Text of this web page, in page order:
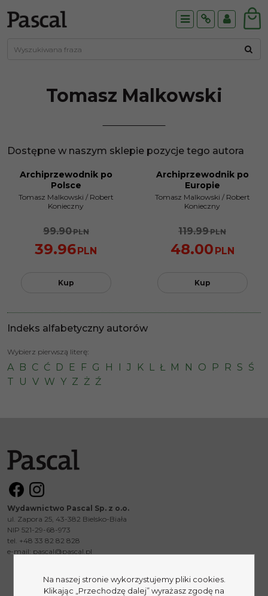
MenuInfoPanel
Tomasz Malkowski
Dostępne w naszym sklepie pozycje tego autora
Archiprzewodnik po
Polsce
Tomasz Malkowski /Robert
Konieczny
99.90PLN
39.96PLN
Kup
Archiprzewodnik po
Europie
Tomasz Malkowski /Robert
Konieczny
119.99PLN
48.00 PLN
Kup
Indeks alfabetyczny autorów
Wybierz pierwszą literę:
A B C Ć D E F G H I J K L Ł M N O P R S Ś
T
U V W Y Z Ż Ź
Wydawnictwo Pascal Sp. z o.o.
ul. Zapora 25, 43-382 Bielsko-Biała
NIP 521-29-68-973
tel. +48 33 82 82 828
e-mail: pascal@pascal.pl
Na naszej stronie wykorzystujemy pliki cookies.
Klikając „Przechodzę dalej” wyrażasz zgodę na